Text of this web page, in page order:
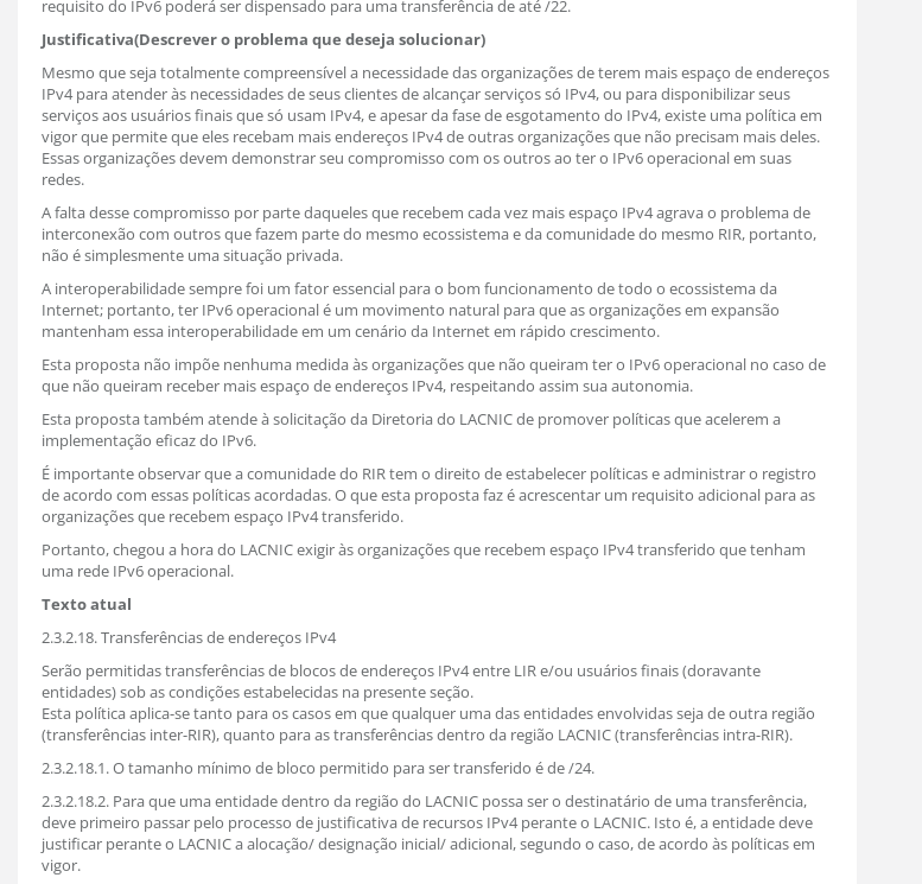
requisito do IPv6 poderá ser dispensado para uma transferência de até /22.
Justificativa(Descrever o problema que deseja solucionar)
Mesmo que seja totalmente compreensível a necessidade das organizações de terem mais espaço de endereços
IPv4 para atender às necessidades de seus clientes de alcançar serviços só IPv4, ou para disponibilizar seus
serviços aos usuários finais que só usam IPv4, e apesar da fase de esgotamento do IPv4, existe uma política em
vigor que permite que eles recebam mais endereços IPv4 de outras organizações que não precisam mais deles.
Essas organizações devem demonstrar seu compromisso com os outros ao ter o IPv6 operacional em suas
redes.
A falta desse compromisso por parte daqueles que recebem cada vez mais espaço IPv4 agrava o problema de
interconexão com outros que fazem parte do mesmo ecossistema e da comunidade do mesmo RIR, portanto,
não é simplesmente uma situação privada.
A interoperabilidade sempre foi um fator essencial para o bom funcionamento de todo o ecossistema da
Internet; portanto, ter IPv6 operacional é um movimento natural para que as organizações em expansão
mantenham essa interoperabilidade em um cenário da Internet em rápido crescimento.
Esta proposta não impõe nenhuma medida às organizações que não queiram ter o IPv6 operacional no caso de
que não queiram receber mais espaço de endereços IPv4, respeitando assim sua autonomia.
Esta proposta também atende à solicitação da Diretoria do LACNIC de promover políticas que acelerem a
implementação eficaz do IPv6.
É importante observar que a comunidade do RIR tem o direito de estabelecer políticas e administrar o registro
de acordo com essas políticas acordadas. O que esta proposta faz é acrescentar um requisito adicional para as
organizações que recebem espaço IPv4 transferido.
Portanto, chegou a hora do LACNIC exigir às organizações que recebem espaço IPv4 transferido que tenham
uma rede IPv6 operacional.
Texto atual
2.3.2.18. Transferências de endereços IPv4
Serão permitidas transferências de blocos de endereços IPv4 entre LIR e/ou usuários finais (doravante
entidades) sob as condições estabelecidas na presente seção.
Esta política aplica-se tanto para os casos em que qualquer uma das entidades envolvidas seja de outra região
(transferências inter-RIR), quanto para as transferências dentro da região LACNIC (transferências intra-RIR).
2.3.2.18.1. O tamanho mínimo de bloco permitido para ser transferido é de /24.
2.3.2.18.2. Para que uma entidade dentro da região do LACNIC possa ser o destinatário de uma transferência,
deve primeiro passar pelo processo de justificativa de recursos IPv4 perante o LACNIC. Isto é, a entidade deve
justificar perante o LACNIC a alocação/ designação inicial/ adicional, segundo o caso, de acordo às políticas em
vigor.